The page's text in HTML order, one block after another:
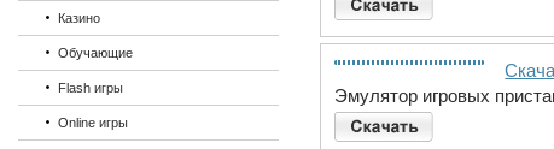
Казино
Обучающие
Flash игры
Online игры
Эмулятор игровых